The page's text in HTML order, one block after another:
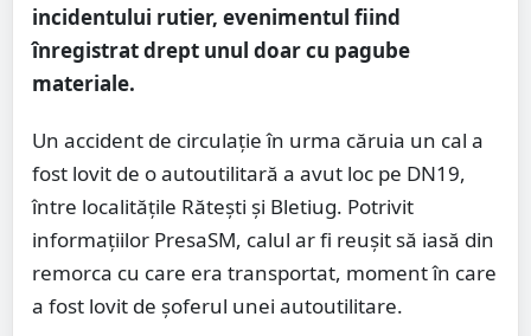
incidentului rutier, evenimentul fiind
înregistrat drept unul doar cu pagube
materiale.
Un accident de circulație în urma căruia un cal a
fost lovit de o autoutilitară a avut loc pe DN19,
între localitățile Rătești și Bletiug. Potrivit
informațiilor PresaSM, calul ar fi reușit să iasă din
remorca cu care era transportat, moment în care
a fost lovit de șoferul unei autoutilitare.